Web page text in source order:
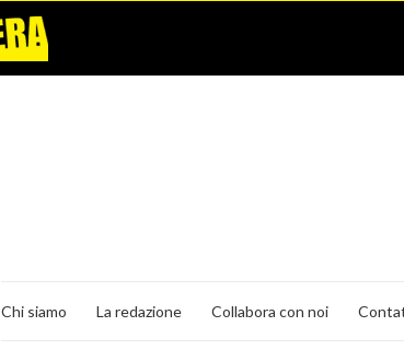
Chi siamo La redazione Collabora con noi